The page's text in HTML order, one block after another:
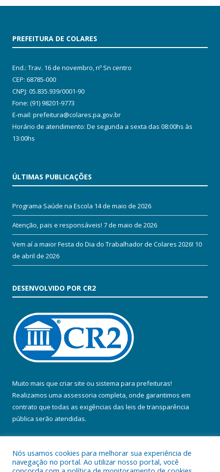
PREFEITURA DE COLARES
End.: Trav. 16 de novembro, nº Sn centro
CEP: 68785-000
CNPJ: 05.835.939/0001-90
Fone: (91) 98201-9773
E-mail: prefeitura@colares.pa.gov.br
Horário de atendimento: De segunda a sexta das 08:00hs às
13:00hs
ÚLTIMAS PUBLICAÇÕES
Programa Saúde na Escola 14 de maio de 2026
Atenção, pais e responsáveis! 7 de maio de 2026
Vem aí a maior Festa do Dia do Trabalhador de Colares 2026! 10
de abril de 2026
DESENVOLVIDO POR CR2
Muito mais que criar site ou sistema para prefeituras!
Realizamos uma assessoria completa, onde garantimos em
contrato que todas as exigências das leis de transparência
pública serão atendidas.
Nós usamos cookies para melhorar sua experiência de
navegação no portal. Ao utilizar nosso portal, você